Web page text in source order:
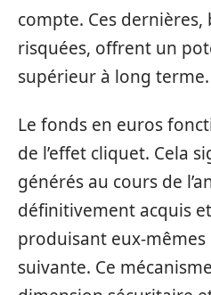
compte. Ces
risquées, offrent un
supérieur à long terme.
Le fonds en euros
de l’effet cliquet. Cela
générés au cours de
définitivement acquis
produisant eux-mêmes
suivante. Ce